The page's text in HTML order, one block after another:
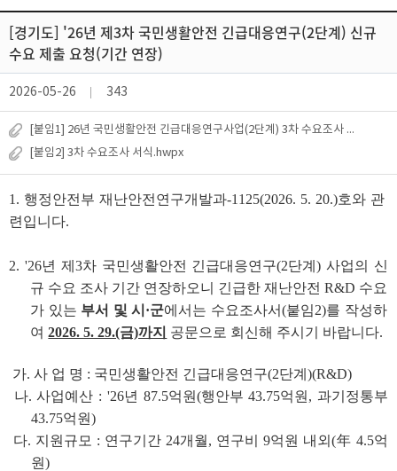
[경기도] '26년 제3차 국민생활안전 긴급대응연구(2단계) 신규
수요 제출 요청(기간 연장)
2026-05-26 343
[붙임1] 26년 국민생활안전 긴급대응연구사업(2단계) 3차 수요조사 계획(기
[붙임2] 3차 수요조사 서식.hwpx
1. 행정안전부 재난안전연구개발과-1125(2026. 5. 20.)호와 관
련입니다.
2. '26년 제3차 국민생활안전 긴급대응연구(2단계) 사업의 신
규 수요 조사 기간 연장하오니 긴급한 재난안전 R&D 수요
가 있는 부서 및 시·군에서는 수요조사서(붙임2)를 작성하
여2026. 5. 29.(금)까지 공문으로 회신해 주시기 바랍니다.
가. 사 업 명 : 국민생활안전 긴급대응연구(2단계)(R&D)
나. 사업예산 : '26년 87.5억원(행안부 43.75억원, 과기정통부
43.75억원)
다. 지원규모 : 연구기간 24개월, 연구비 9억원 내외(年 4.5억
원)